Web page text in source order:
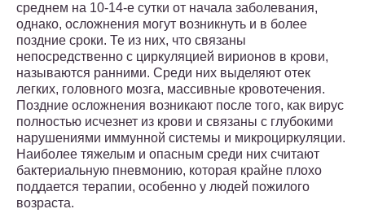
среднем на 10-14-е сутки от начала заболевания,
однако, осложнения могут возникнуть и в более
поздние сроки. Те из них, что связаны
непосредственно с циркуляцией вирионов в крови,
называются ранними. Среди них выделяют отек
легких, головного мозга, массивные кровотечения.
Поздние осложнения возникают после того, как вирус
полностью исчезнет из крови и связаны с глубокими
нарушениями иммунной системы и микроциркуляции.
Наиболее тяжелым и опасным среди них считают
бактериальную пневмонию, которая крайне плохо
поддается терапии, особенно у людей пожилого
возраста.